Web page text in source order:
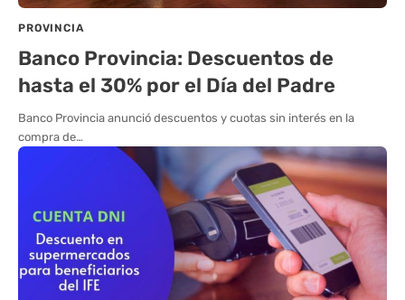
PROVINCIA
Banco Provincia: Descuentos de
hasta el 30% por el Día del Padre
Banco Provincia anunció descuentos y cuotas sin interés en la
compra de…